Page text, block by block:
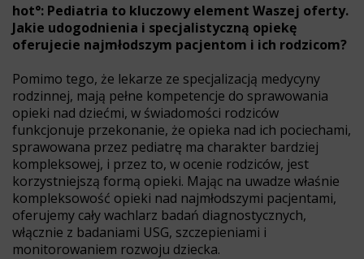
hot°: Pediatria to kluczowy element Waszej oferty.
Jakie udogodnienia i specjalistyczną opiekę
oferujecie najmłodszym pacjentom i ich rodzicom?
Pomimo tego, że lekarze ze specjalizacją medycyny
rodzinnej, mają pełne kompetencje do sprawowania
opieki nad dziećmi, w świadomości rodziców
funkcjonuje przekonanie, że opieka nad ich pociechami,
sprawowana przez pediatrę ma charakter bardziej
kompleksowej, i przez to, w ocenie rodziców, jest
korzystniejszą formą opieki. Mając na uwadze właśnie
kompleksowość opieki nad najmłodszymi pacjentami,
oferujemy cały wachlarz badań diagnostycznych,
włącznie z badaniami USG, szczepieniami i
monitorowaniem rozwoju dziecka.